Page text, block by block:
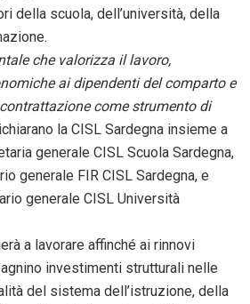
della scuola, dell’università, della
che valorizza il lavoro,
ai dipendenti del comparto e
come strumento di
la CISL Sardegna insieme a
generale CISL Scuola Sardegna,
generale FIR CISL Sardegna, e
generale CISL Università
a lavorare affinché ai rinnovi
investimenti strutturali nelle
del sistema dell’istruzione, della